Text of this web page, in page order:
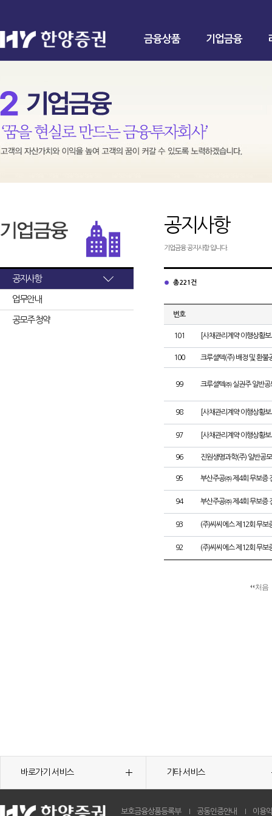
금융상품 기업금융
공지사항
업무안내
공모주 청약
공지사항
기업금융 공지사항 입니다.
총 221건
번호
101 [사채관리계약 이행상황
100 크루셜텍(주) 배정 및 환불
99 크루셜텍㈜ 실권주 일반공
98 [사채관리계약 이행상황
97 [사채관리계약 이행상황
96 진원생명과학(주) 일반공
95 부산주공㈜ 제4회 무보증
94 부산주공㈜ 제4회 무보증
93 (주)씨씨에스 제12회 무보
92 (주)씨씨에스 제12회 무보
처음
바로가기 서비스 기타 서비스
보호금융상품등록부 공동인증안내 이용